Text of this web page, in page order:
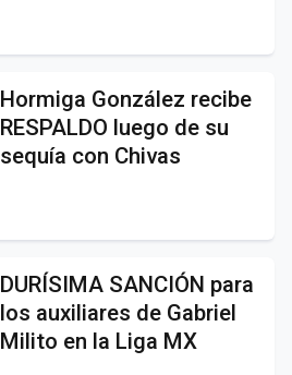
Hormiga González recibe
RESPALDO luego de su
sequía con Chivas
DURÍSIMA SANCIÓN para
los auxiliares de Gabriel
Milito en la Liga MX